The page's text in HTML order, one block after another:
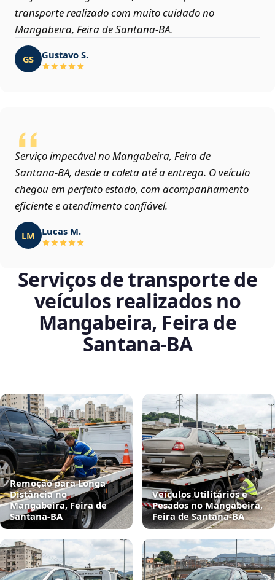
transporte realizado com muito cuidado no
Mangabeira, Feira de Santana‑BA.
GS Gustavo S.
Serviço impecável no Mangabeira, Feira de
Santana‑BA, desde a coleta até a entrega. O veículo
chegou em perfeito estado, com acompanhamento
eficiente e atendimento confiável.
LM Lucas M.
Serviços de transporte de
veículos realizados no
Mangabeira, Feira de
Santana‑BA
Remoção para Longa
Distância no
Mangabeira, Feira de
Santana‑BA
Veículos Utilitários e
Pesados no Mangabeira,
Feira de Santana‑BA